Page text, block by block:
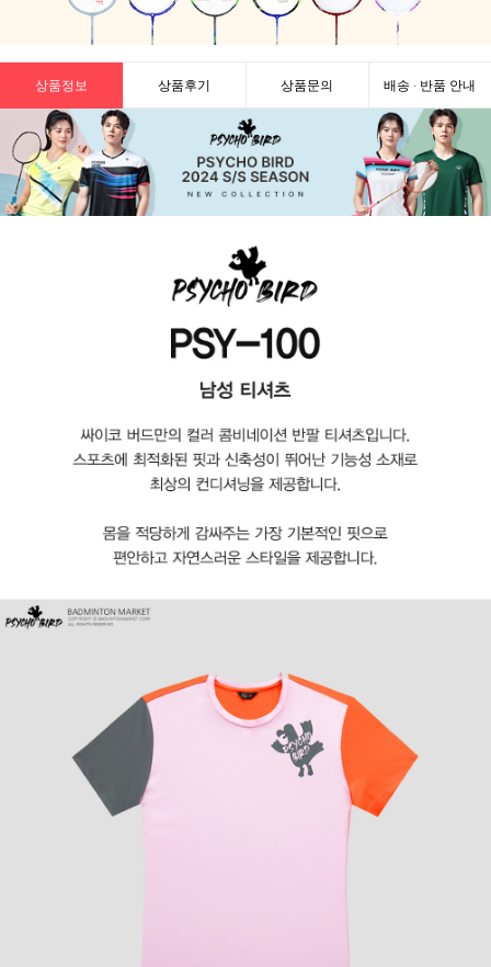
상품정보 상품후기 상품문의 배송 · 반품 안내